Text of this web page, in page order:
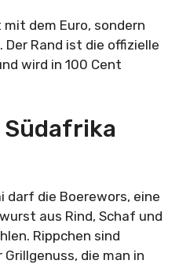
dem Euro, sondern
Rand ist die offizielle
wird in 100 Cent
Südafrika
darf die Boerewors, eine
aus Rind, Schaf und
Rippchen sind
die man in